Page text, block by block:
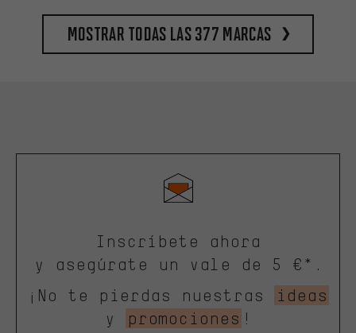
Mostrar todas las 377 marcas
Inscríbete ahora
y asegúrate un vale de 5 €*.
¡No te pierdas nuestras
ideas
y
promociones !